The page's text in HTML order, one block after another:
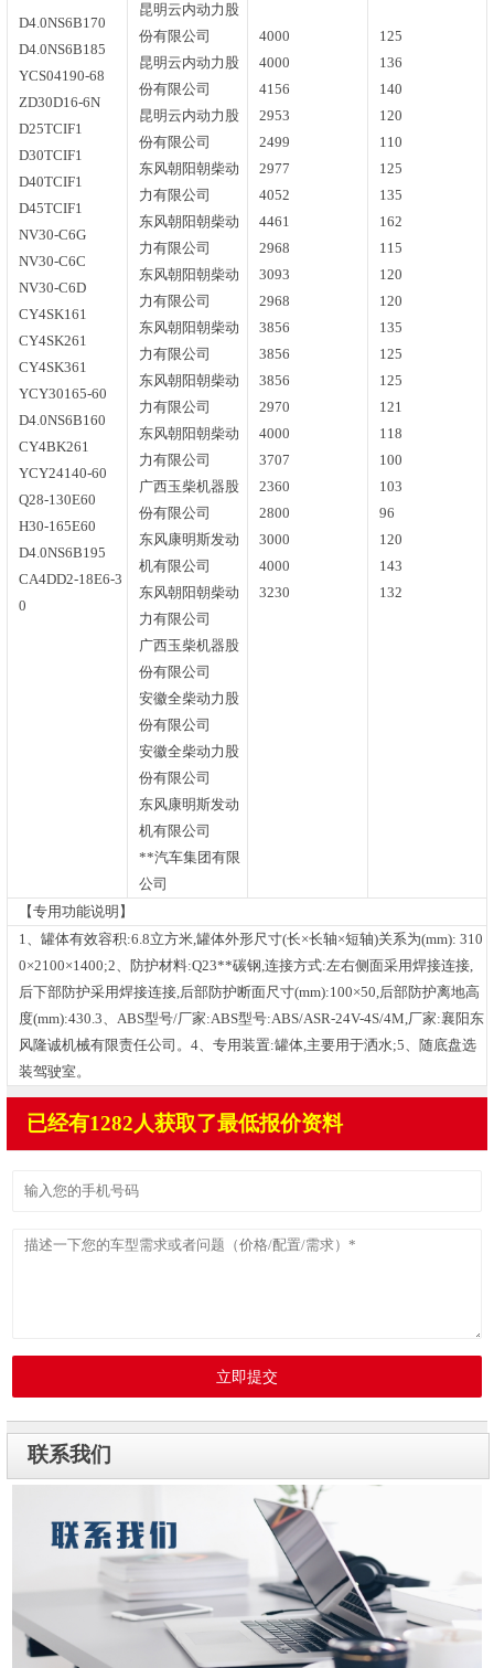
D4.0NS6B170
D4.0NS6B185
YCS04190-68
ZD30D16-6N
D25TCIF1
D30TCIF1
D40TCIF1
D45TCIF1
NV30-C6G
NV30-C6C
NV30-C6D
CY4SK161
CY4SK261
CY4SK361
YCY30165-60
D4.0NS6B160
CY4BK261
YCY24140-60
Q28-130E60
H30-165E60
D4.0NS6B195
CA4DD2-18E6-3
0
昆明云内动力股
份有限公司
昆明云内动力股
份有限公司
昆明云内动力股
份有限公司
东风朝阳朝柴动
力有限公司
东风朝阳朝柴动
力有限公司
东风朝阳朝柴动
力有限公司
东风朝阳朝柴动
力有限公司
东风朝阳朝柴动
力有限公司
东风朝阳朝柴动
力有限公司
广西玉柴机器股
份有限公司
东风康明斯发动
机有限公司
东风朝阳朝柴动
力有限公司
广西玉柴机器股
份有限公司
安徽全柴动力股
份有限公司
安徽全柴动力股
份有限公司
东风康明斯发动
机有限公司
**汽车集团有限
公司
4000
4000
4156
2953
2499
2977
4052
4461
2968
3093
2968
3856
3856
3856
2970
4000
3707
2360
2800
3000
4000
3230
125
136
140
120
110
125
135
162
115
120
120
135
125
125
121
118
100
103
96
120
143
132
【专用功能说明】
1、罐体有效容积:6.8立方米,罐体外形尺寸(长×长轴×短轴)关系为(mm): 310
0×2100×1400;2、防护材料:Q23**碳钢,连接方式:左右侧面采用焊接连接,
后下部防护采用焊接连接,后部防护断面尺寸(mm):100×50,后部防护离地高
度(mm):430.3、ABS型号/厂家:ABS型号:ABS/ASR-24V-4S/4M,厂家:襄阳东
风隆诚机械有限责任公司。4、专用装置:罐体,主要用于洒水;5、随底盘选
装驾驶室。
已经有1282人获取了最低报价资料
立即提交
联系我们